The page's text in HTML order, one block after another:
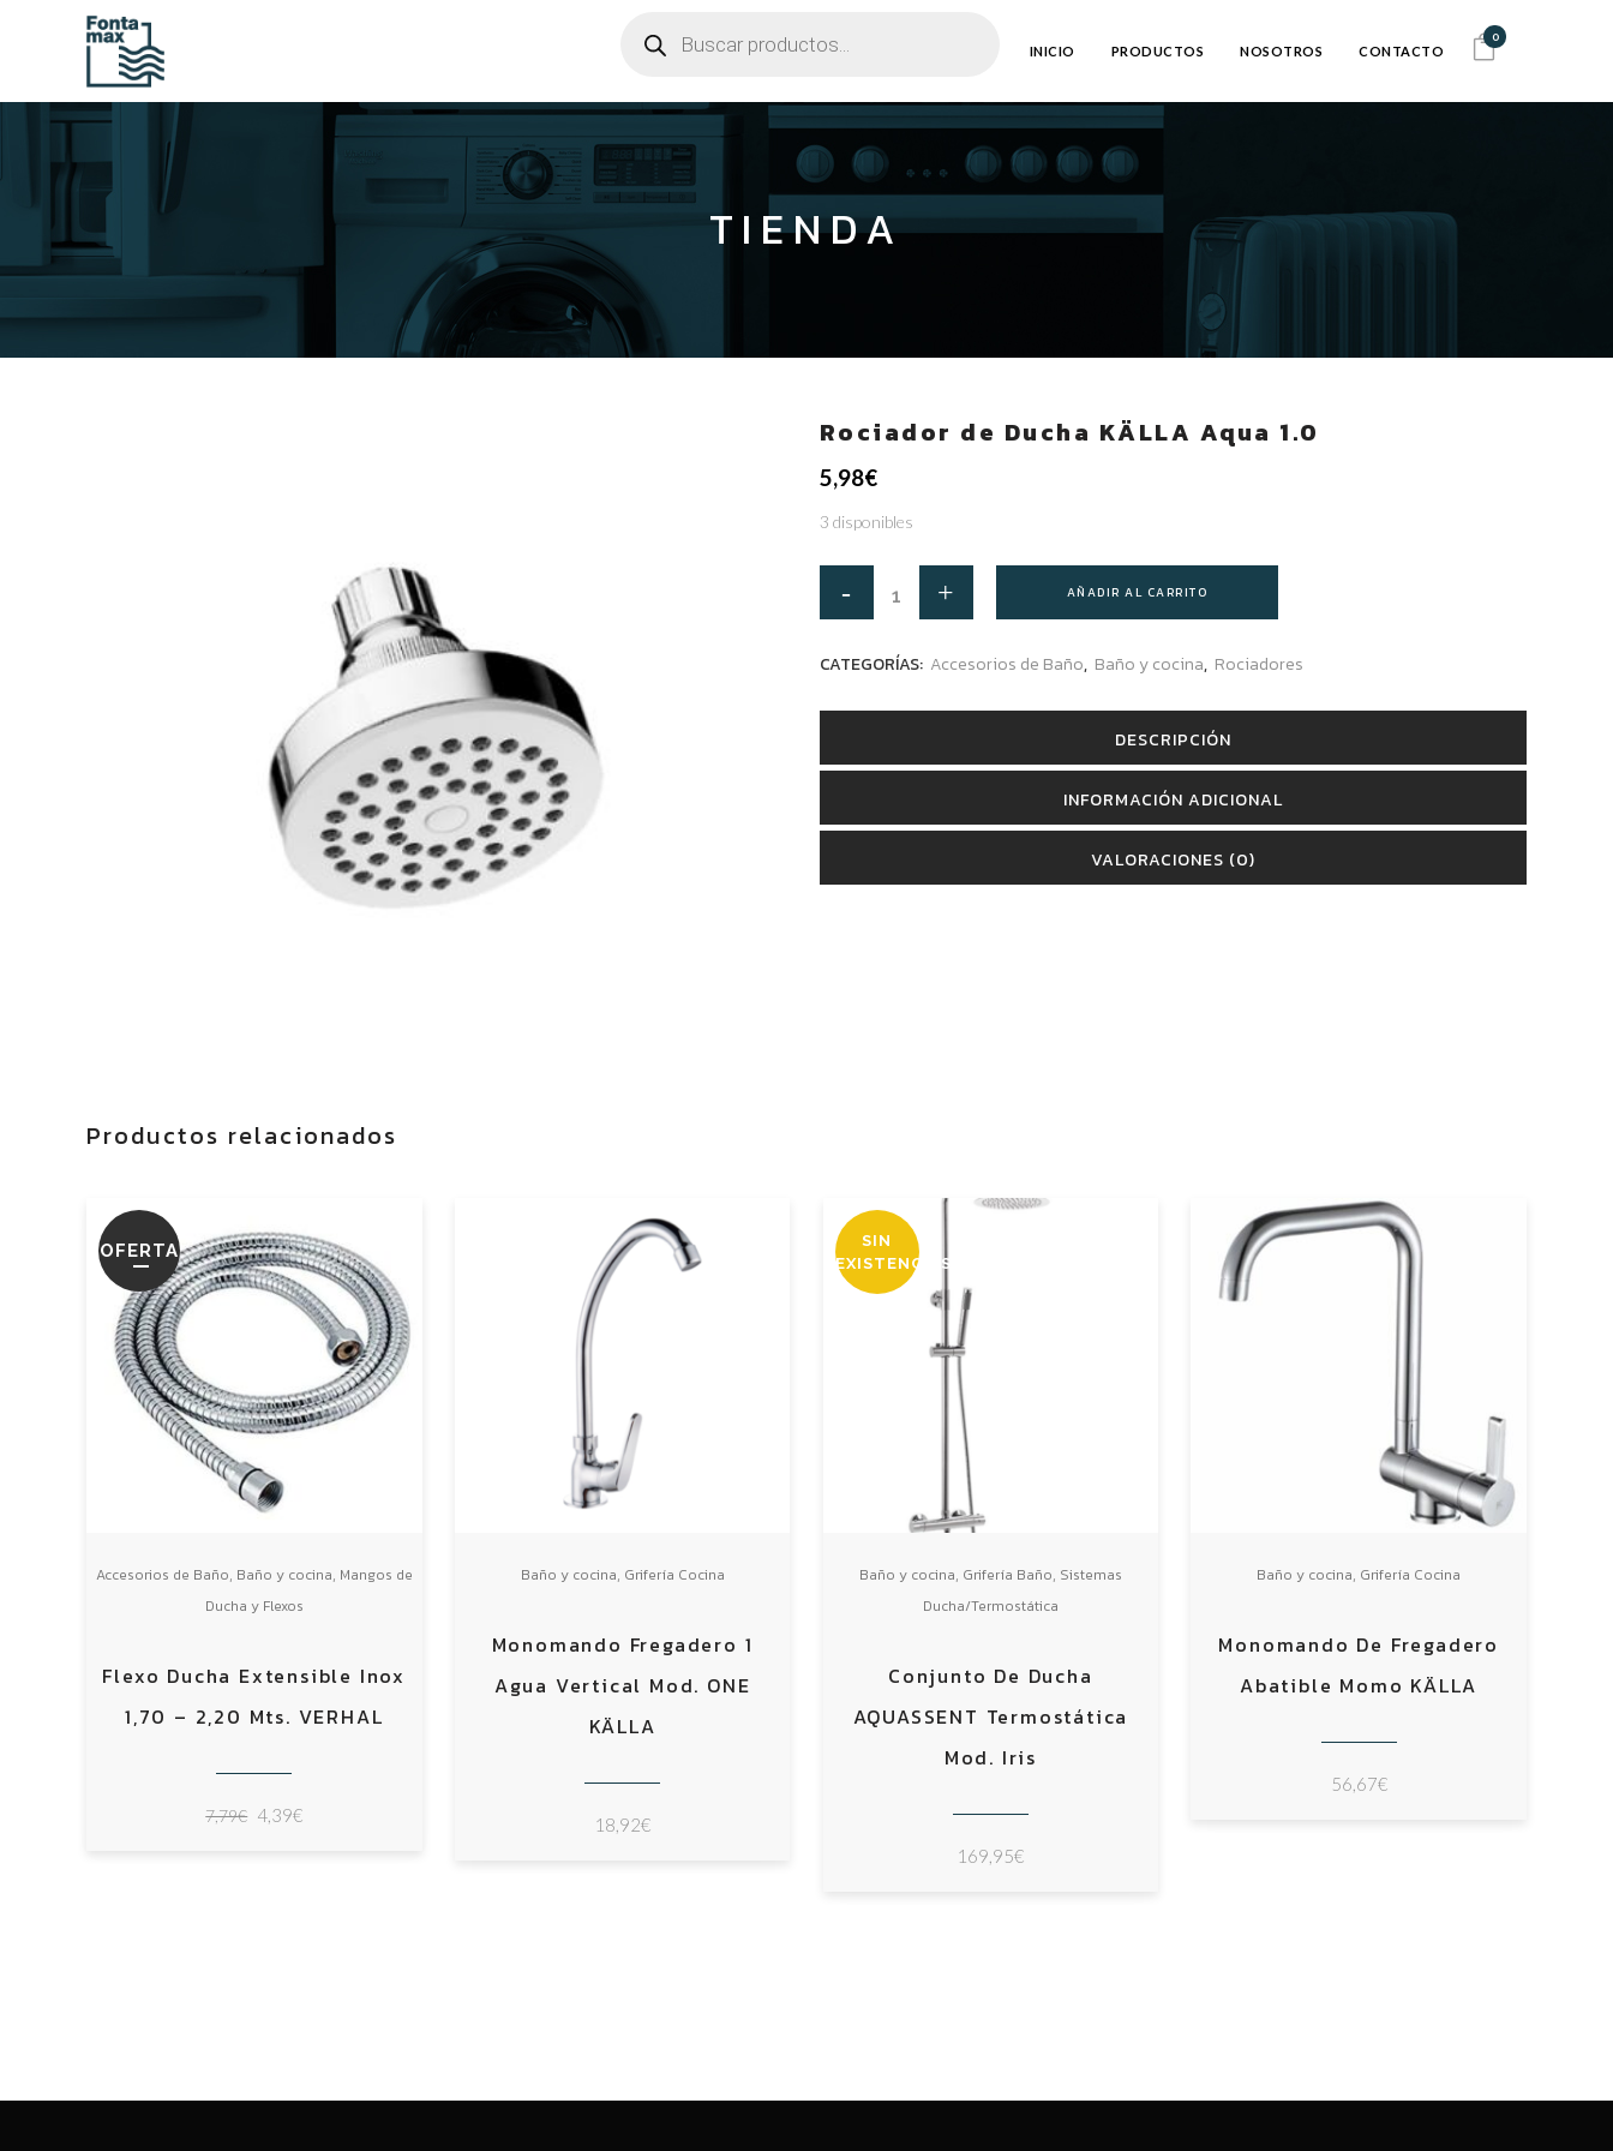
0
productos INICIO PRODUCTOS NOSOTROS CONTACTO
TIENDA
Rociador de Ducha KÄLLA Aqua 1.0
5,98€
3 disponibles
AÑADIR AL CARRITO
CATEGORÍAS: Accesorios de Baño, Baño y cocina, Rociadores
DESCRIPCIÓN
INFORMACIÓN ADICIONAL
VALORACIONES (0)
Productos relacionados
OFERTA
Accesorios de Baño, Baño y cocina, Mangos de
Ducha y Flexos
Flexo Ducha Extensible Inox
1,70 – 2,20 Mts. VERHAL
7,79€ El
4,39€El
Baño y cocina, Grifería Cocina
Monomando Fregadero 1
Agua Vertical Mod. ONE
KÄLLA
18,92€
SIN
EXISTENCIAS
Baño y cocina, Grifería Baño, Sistemas
Ducha/Termostática
Conjunto De Ducha
AQUASSENT Termostática
Mod. Iris
169,95€
Baño y cocina, Grifería Cocina
Monomando De Fregadero
Abatible Momo KÄLLA
56,67€